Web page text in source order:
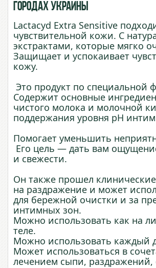
городах Украины
Lactacyd Extra Sensitive
чувствительной кожи. С
экстрактами, которые мягко
Защищает и успокаивает
кожу.
Это продукт по специальной
Содержит основные
чистого молока и молочной
поддержания уровня pH
Помогает уменьшить
Его цель — дать вам
и свежести.
Он также прошел
на раздражение и может
для бережной очистки и за
интимных зон.
Можно использовать как на
теле.
Можно использовать каждый
Может использоваться в
лечением сыпи, раздражений,